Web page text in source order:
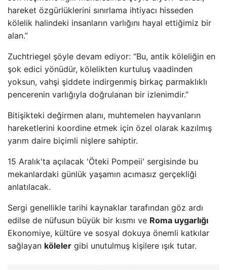
hareket özgürlüklerini sınırlama ihtiyacı hisseden
kölelik halindeki insanların varlığını hayal ettiğimiz bir
alan.”
Zuchtriegel şöyle devam ediyor: “Bu, antik köleliğin en
şok edici yönüdür, kölelikten kurtuluş vaadinden
yoksun, vahşi şiddete indirgenmiş birkaç parmaklıklı
pencerenin varlığıyla doğrulanan bir izlenimdir.”
Bitişikteki değirmen alanı, muhtemelen hayvanların
hareketlerini koordine etmek için özel olarak kazılmış
yarım daire biçimli nişlere sahiptir.
15 Aralık'ta açılacak 'Öteki Pompeii' sergisinde bu
mekanlardaki günlük yaşamın acımasız gerçekliği
anlatılacak.
Sergi genellikle tarihi kaynaklar tarafından göz ardı
edilse de nüfusun büyük bir kısmı ve Roma uygarlığı
Ekonomiye, kültüre ve sosyal dokuya önemli katkılar
sağlayan köleler gibi unutulmuş kişilere ışık tutar.